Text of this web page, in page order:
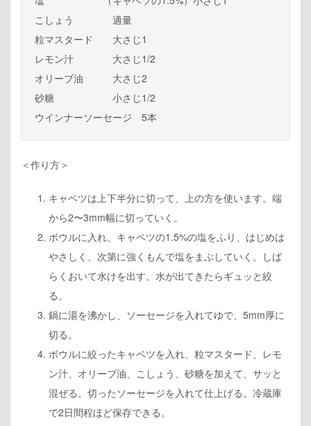
こしょう 適量
粒マスタード 大さじ1
レモン汁 大さじ1/2
オリーブ油 大さじ2
砂糖 小さじ1/2
ウインナーソーセージ 5本
＜作り方＞
キャベツは上下半分に切って、上の方を使います。端
から2〜3mm幅に切っていく。
ボウルに入れ、キャベツの1.5%の塩をふり、はじめは
やさしく、次第に強くもんで塩をまぶしていく。しば
らくおいて水けを出す。水が出てきたらギュッと絞
る。
鍋に湯を沸かし、ソーセージを入れてゆで、5mm厚に
切る。
ボウルに絞ったキャベツを入れ、粒マスタード、レモ
ン汁、オリーブ油、こしょう、砂糖を加えて、サッと
混ぜる。切ったソーセージを入れて仕上げる。冷蔵庫
で2日間程ほど保存できる。